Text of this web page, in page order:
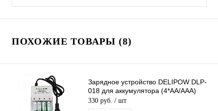
ПОХОЖИЕ ТОВАРЫ (8)
Зарядное устройство DELIPOW DLP-
018 для аккумулятора (4*AA/AAA)
330 руб. / шт